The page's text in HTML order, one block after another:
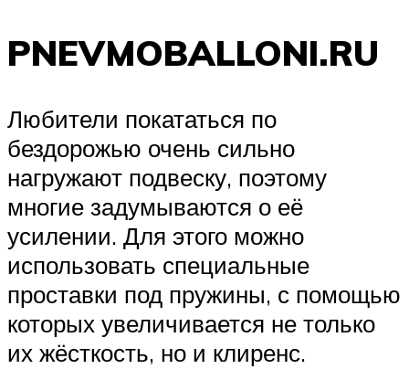
PNEVMOBALLONI.RU
Любители покататься по
бездорожью очень сильно
нагружают подвеску, поэтому
многие задумываются о её
усилении. Для этого можно
использовать специальные
проставки под пружины, с помощью
которых увеличивается не только
их жёсткость, но и клиренс.